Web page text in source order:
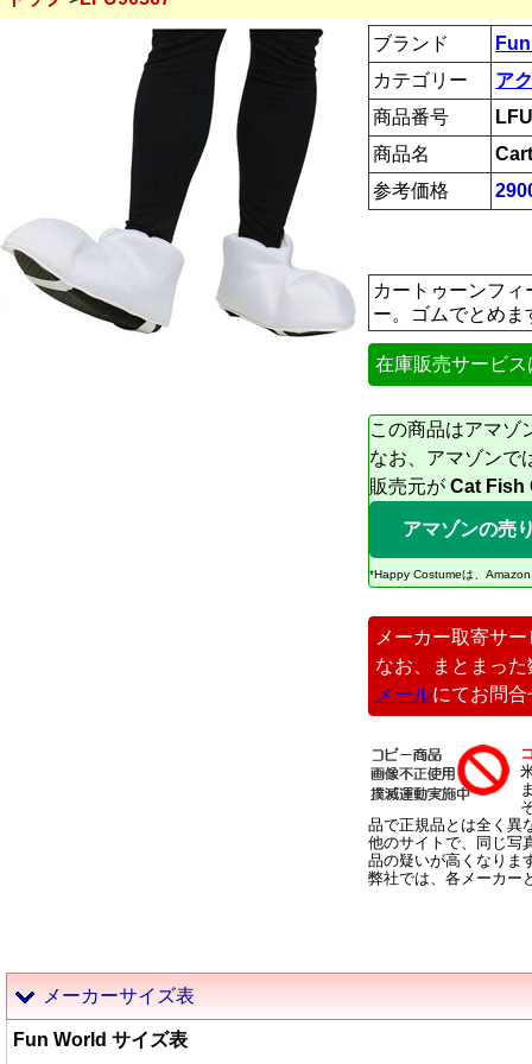
ブランド
カテゴリー
ア
商品番号
商品名
参考価格
カートゥーンフ
ー。ゴムでとめ
在庫販売サービ
この商品はアマゾ
なお、アマゾンで
販売元が Cat Fish
アマゾンの売
*Happy Costumeは、
メーカー取寄サ
なお、まとまっ
メールにてお問
品で正規品とは全く異
他のサイトで、同じ写
品の疑いが高くなりま
弊社では、各メーカー
メーカーサイズ表
Fun World サイズ表